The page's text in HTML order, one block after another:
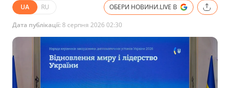
UA RU ОБЕРИ НОВИНИ.LIVE В
Дата публікації:8 серпня 2026 02:30